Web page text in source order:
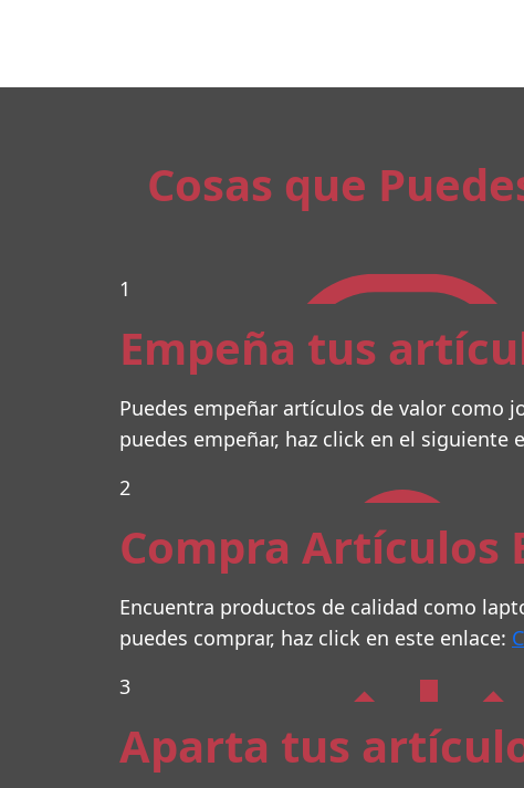
Cosas que
1
Empeña tus
Puedes empeñar artículos de valor como
puedes empeñar, haz click en el siguiente
2
Compra Artículos
Encuentra productos de calidad como
puedes comprar, haz click en este enlace:
3
Aparta tus